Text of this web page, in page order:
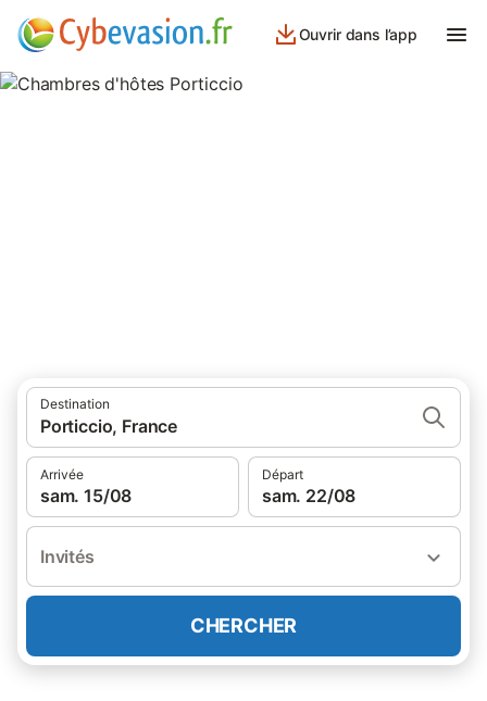
Ouvrir dans l’app
Destination
Porticcio, France
Arrivée
sam. 15/08
Départ
sam. 22/08
Invités
CHERCHER